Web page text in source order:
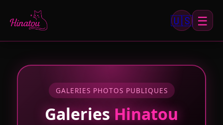
🇺🇸 ☰
GALERIES PHOTOS PUBLIQUES
Galeries Hinatou